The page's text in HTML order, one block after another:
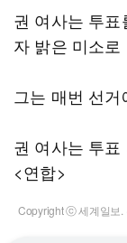
권 여사는 투
자 밝은 미소
그는 매번 선
권 여사는 투
<연합>
Copyright ⓒ 세계일보.